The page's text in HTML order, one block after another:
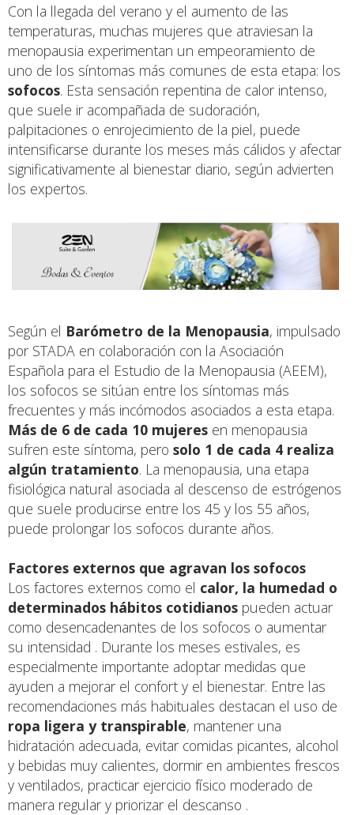
Con la llegada del verano y el aumento de las
temperaturas, muchas mujeres que atraviesan la
menopausia experimentan un empeoramiento de
uno de los síntomas más comunes de esta etapa: los
sofocos. Esta sensación repentina de calor intenso,
que suele ir acompañada de sudoración,
palpitaciones o enrojecimiento de la piel, puede
intensificarse durante los meses más cálidos y afectar
significativamente al bienestar diario, según advierten
los expertos.
Según el Barómetro de la Menopausia, impulsado
por STADA en colaboración con la Asociación
Española para el Estudio de la Menopausia (AEEM),
los sofocos se sitúan entre los síntomas más
frecuentes y más incómodos asociados a esta etapa.
Más de 6 de cada 10 mujeres en menopausia
sufren este síntoma, pero solo 1 de cada 4 realiza
algún tratamiento. La menopausia, una etapa
fisiológica natural asociada al descenso de estrógenos
que suele producirse entre los 45 y los 55 años,
puede prolongar los sofocos durante años.
Factores externos que agravan los sofocos
Los factores externos como el calor, la humedad o
determinados hábitos cotidianos pueden actuar
como desencadenantes de los sofocos o aumentar
su intensidad . Durante los meses estivales, es
especialmente importante adoptar medidas que
ayuden a mejorar el confort y el bienestar. Entre las
recomendaciones más habituales destacan el uso de
ropa ligera y transpirable, mantener una
hidratación adecuada, evitar comidas picantes, alcohol
y bebidas muy calientes, dormir en ambientes frescos
y ventilados, practicar ejercicio físico moderado de
manera regular y priorizar el descanso .